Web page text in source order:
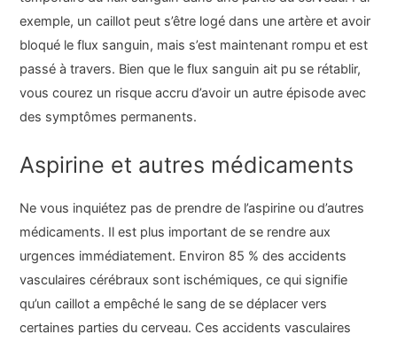
exemple, un caillot peut s’être logé dans une artère et avoir
bloqué le flux sanguin, mais s’est maintenant rompu et est
passé à travers. Bien que le flux sanguin ait pu se rétablir,
vous courez un risque accru d’avoir un autre épisode avec
des symptômes permanents.
Aspirine et autres médicaments
Ne vous inquiétez pas de prendre de l’aspirine ou d’autres
médicaments. Il est plus important de se rendre aux
urgences immédiatement. Environ 85 % des accidents
vasculaires cérébraux sont ischémiques, ce qui signifie
qu’un caillot a empêché le sang de se déplacer vers
certaines parties du cerveau. Ces accidents vasculaires